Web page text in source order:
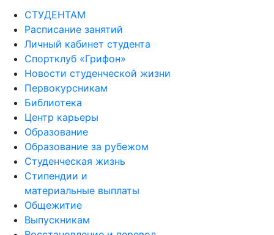
СТУДЕНТАМ
Расписание занятий
Личный кабинет студента
Спортклуб «Грифон»
Новости студенческой жизни
Первокурсникам
Библиотека
Центр карьеры
Образование
Образование за рубежом
Студенческая жизнь
Стипендии и
материальные выплаты
Общежитие
Выпускникам